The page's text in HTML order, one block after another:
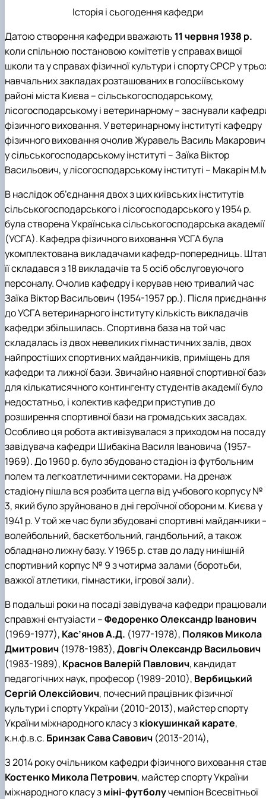
Історія і сьогодення кафедри
Датою створення кафедри вважають 11 червня 1938 р.
коли спільною постановою комітетів у справах вищої
школи та у справах фізичної культури і спорту СРСР у
навчальних закладах розташованих в голосіївському
районі міста Києва – сільськогосподарському,
лісогосподарському і ветеринарному – заснували
фізичного виховання. У ветеринарному інституті кафедру
фізичного виховання очолив Журавель Василь
у сільськогосподарському інституті – Заїка Віктор
Васильович, у лісогосподарському інституті – Макарін
В наслідок об’єднання двох з цих київських інститутів
сільськогосподарського і лісогосподарського у 1954 р.
була створена Українська сільськогосподарська академії
(УСГА). Кафедра фізичного виховання УСГА була
укомплектована викладачами кафедр-попередниць.
її складався з 18 викладачів та 5 осіб обслуговуючого
персоналу. Очолив кафедру і керував нею тривалий час
Заїка Віктор Васильович (1954-1957 рр.). Після
до УСГА ветеринарного інституту кількість викладачів
кафедри збільшилась. Спортивна база на той час
складалась із двох невеликих гімнастичних залів, двох
найпростіших спортивних майданчиків, приміщень для
кафедри та лижної бази. Звичайно наявної спортивної
для кількатисячного контингенту студентів академії було
недостатньо, і колектив кафедри приступив до
розширення спортивної бази на громадських засадах.
Особливо ця робота активізувалася з приходом на посаду
завідувача кафедри Шибакіна Василя Івановича (1957-
1969). До 1960 р. було збудовано стадіон із футбольним
полем та легкоатлетичними секторами. На дренаж
стадіону пішла вся розбита цегла від учбового корпусу №
3, який було зруйновано в дні героїчної оборони м. Києва у
1941 р. У той же час були збудовані спортивні майданчики
волейбольний, баскетбольний, гандбольний, а також
обладнано лижну базу. У 1965 р. став до ладу нинішній
спортивний корпус № 9 з чотирма залами (боротьби,
важкої атлетики, гімнастики, ігрової зали).
В подальші роки на посаді завідувача кафедри працювали
справжні ентузіасти –Федоренко Олександр Іванович
(1969-1977), Кас’янов А.Д. (1977-1978), Поляков Микола
Дмитрович (1978-1983),Довгіч Олександр Васильович
(1983-1989), Краснов Валерій Павлович, кандидат
педагогічних наук, професор (1989-2010), Вербицький
Сергій Олексійович, почесний працівник фізичної
культури і спорту України (2010-2013), майстер спорту
України міжнародного класу зкіокушинкай карате,
к.н.ф.в.с. Бринзак Сава Савович (2013-2014),
З 2014 року очільником кафедри фізичного виховання
Костенко Микола Петрович, майстер спорту України
міжнародного класу зміні-футболучемпіон Всесвітньої